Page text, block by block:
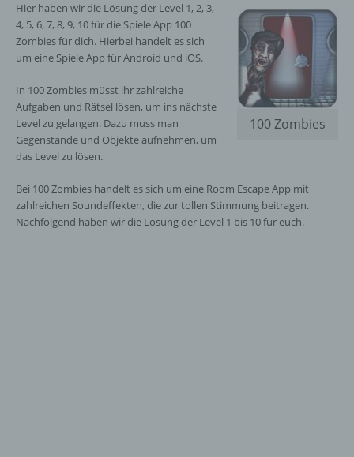
100 Zombies
Hier haben wir die Lösung der Level 1, 2, 3,
4, 5, 6, 7, 8, 9, 10 für die Spiele App 100
Zombies für dich. Hierbei handelt es sich
um eine Spiele App für Android und iOS.
In 100 Zombies müsst ihr zahlreiche
Aufgaben und Rätsel lösen, um ins nächste
Level zu gelangen. Dazu muss man
Gegenstände und Objekte aufnehmen, um
das Level zu lösen.
Bei 100 Zombies handelt es sich um eine Room Escape App mit
zahlreichen Soundeffekten, die zur tollen Stimmung beitragen.
Nachfolgend haben wir die Lösung der Level 1 bis 10 für euch.